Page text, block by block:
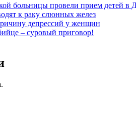
больницы провели прием детей в
к раку слюнных желез
депрессий у женщин
– суровый приговор!